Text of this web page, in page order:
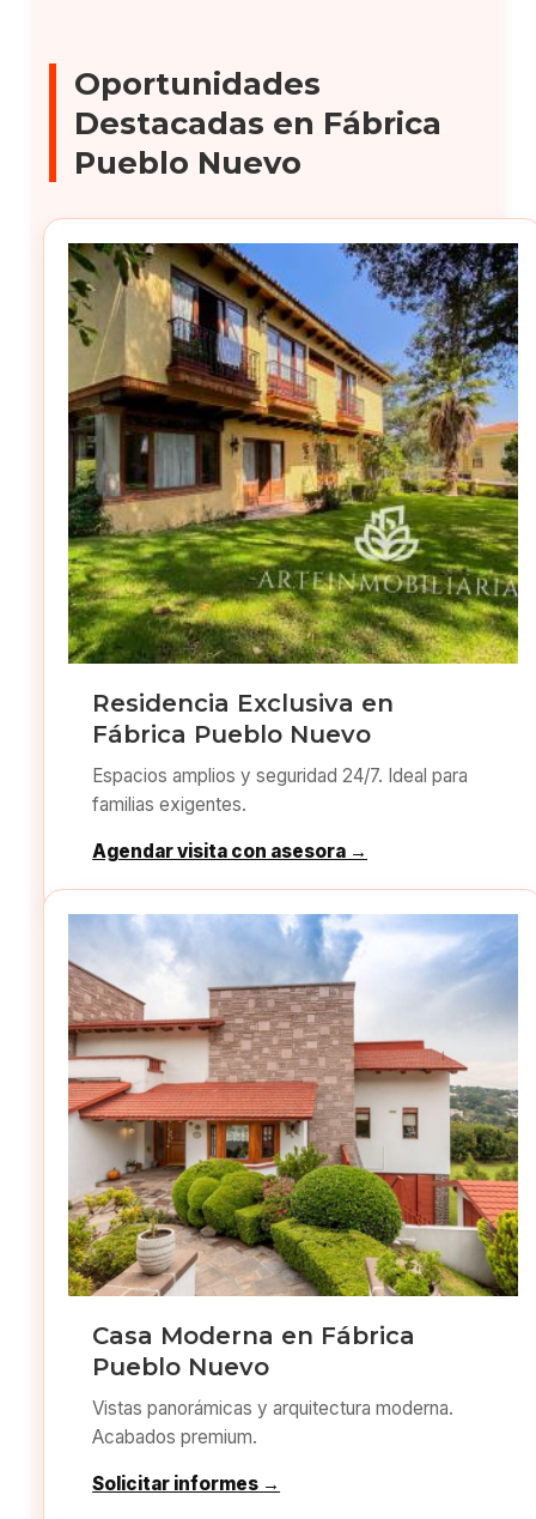
Oportunidades
Destacadas en Fábrica
Pueblo Nuevo
Residencia Exclusiva en
Fábrica Pueblo Nuevo
Espacios amplios y seguridad 24/7. Ideal para
familias exigentes.
Agendar visita con asesora →
Casa Moderna en Fábrica
Pueblo Nuevo
Vistas panorámicas y arquitectura moderna.
Acabados premium.
Solicitar informes →